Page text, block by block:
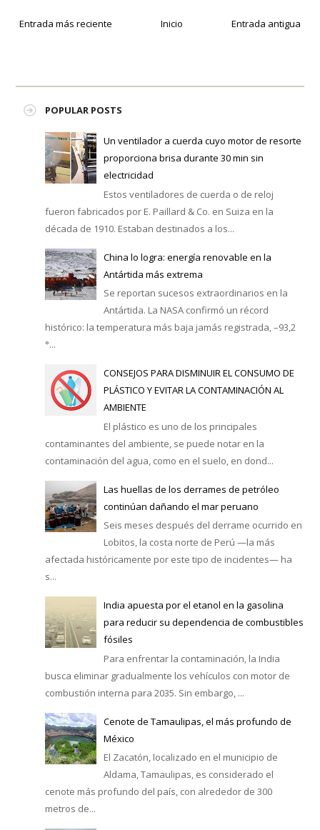
Entrada más reciente Entrada antigua
Inicio
POPULAR POSTS
Un ventilador a cuerda cuyo motor de resorte
proporciona brisa durante 30 min sin
electricidad
Estos ventiladores de cuerda o de reloj
fueron fabricados por E. Paillard & Co. en Suiza en la
década de 1910. Estaban destinados a los...
China lo logra: energía renovable en la
Antártida más extrema
Se reportan sucesos extraordinarios en la
Antártida. La NASA confirmó un récord
histórico: la temperatura más baja jamás registrada, –93,2
°...
CONSEJOS PARA DISMINUIR EL CONSUMO DE
PLÁSTICO Y EVITAR LA CONTAMINACIÓN AL
AMBIENTE
El plástico es uno de los principales
contaminantes del ambiente, se puede notar en la
contaminación del agua, como en el suelo, en dond...
Las huellas de los derrames de petróleo
continúan dañando el mar peruano
Seis meses después del derrame ocurrido en
Lobitos, la costa norte de Perú —la más
afectada históricamente por este tipo de incidentes— ha
s...
India apuesta por el etanol en la gasolina
para reducir su dependencia de combustibles
fósiles
Para enfrentar la contaminación, la India
busca eliminar gradualmente los vehículos con motor de
combustión interna para 2035. Sin embargo, ...
Cenote de Tamaulipas, el más profundo de
México
El Zacatón, localizado en el municipio de
Aldama, Tamaulipas, es considerado el
cenote más profundo del país, con alrededor de 300
metros de...